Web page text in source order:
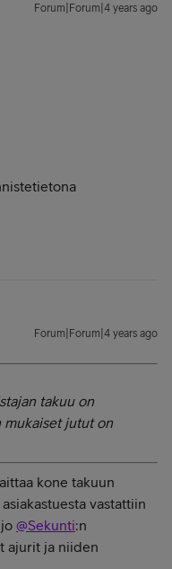
Forum|Forum|4 years ago
Forum|Forum|4 years ago
takuu on
jutut on
kone takuun
vastattiin
@Sekunti:n
ajurit ja niiden